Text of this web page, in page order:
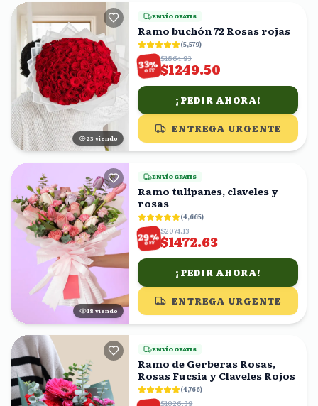
24 viendo
ENVÍO GRATIS
Ramo buchón 72 Rosas rojas
(5,579)
33%
OFF
$1864.93
$1249.50
¡PEDIR AHORA!
ENTREGA URGENTE
18viendo
ENVÍO GRATIS
Ramo tulipanes, claveles y
rosas
(4,665)
29%
OFF
$2074.13
$1472.63
¡PEDIR AHORA!
ENTREGA URGENTE
ENVÍO GRATIS
Ramo de Gerberas Rosas,
Rosas Fucsia y Claveles Rojos
(4,766)
$1026.39